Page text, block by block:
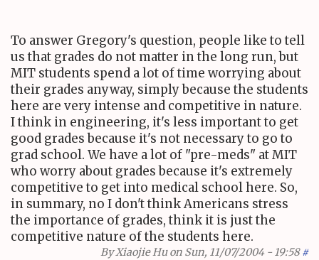
To answer Gregory's question, people like to tell
us that grades do not matter in the long run, but
MIT students spend a lot of time worrying about
their grades anyway, simply because the students
here are very intense and competitive in nature.
I think in engineering, it's less important to get
good grades because it's not necessary to go to
grad school. We have a lot of "pre-meds" at MIT
who worry about grades because it's extremely
competitive to get into medical school here. So,
in summary, no I don't think Americans stress
the importance of grades, think it is just the
competitive nature of the students here.
ByXiaojie Huon Sun, 11/07/2004 - 19:58 #